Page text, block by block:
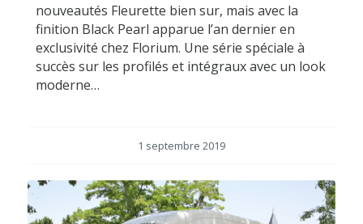
nouveautés Fleurette bien sur, mais avec la
finition Black Pearl apparue l’an dernier en
exclusivité chez Florium. Une série spéciale à
succès sur les profilés et intégraux avec un look
moderne…
1 septembre 2019